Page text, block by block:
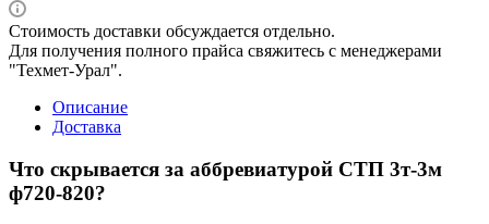
Стоимость доставки обсуждается отдельно.
Для получения полного прайса свяжитесь с менеджерами
"Техмет-Урал".
Описание
Доставка
Что скрывается за аббревиатурой СТП 3т-3м
ф720-820?